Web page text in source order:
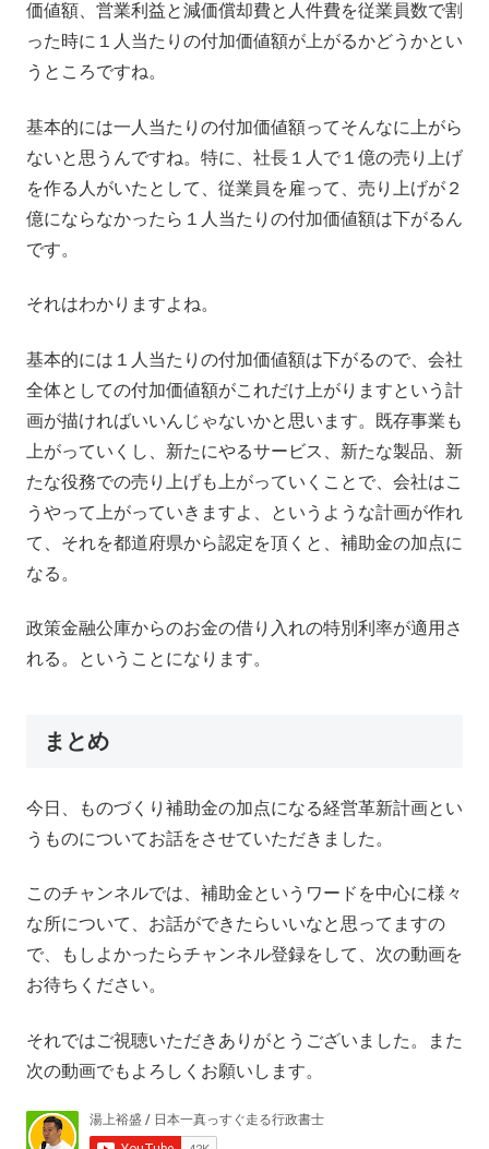
価値額、営業利益と減価償却費と人件費を従業員数で割
った時に１人当たりの付加価値額が上がるかどうかとい
うところですね。
基本的には一人当たりの付加価値額ってそんなに上がら
ないと思うんですね。特に、社長１人で１億の売り上げ
を作る人がいたとして、従業員を雇って、売り上げが２
億にならなかったら１人当たりの付加価値額は下がるん
です。
それはわかりますよね。
基本的には１人当たりの付加価値額は下がるので、会社
全体としての付加価値額がこれだけ上がりますという計
画が描ければいいんじゃないかと思います。既存事業も
上がっていくし、新たにやるサービス、新たな製品、新
たな役務での売り上げも上がっていくことで、会社はこ
うやって上がっていきますよ、というような計画が作れ
て、それを都道府県から認定を頂くと、補助金の加点に
なる。
政策金融公庫からのお金の借り入れの特別利率が適用さ
れる。ということになります。
まとめ
今日、ものづくり補助金の加点になる経営革新計画とい
うものについてお話をさせていただきました。
このチャンネルでは、補助金というワードを中心に様々
な所について、お話ができたらいいなと思ってますの
で、もしよかったらチャンネル登録をして、次の動画を
お待ちください。
それではご視聴いただきありがとうございました。また
次の動画でもよろしくお願いします。